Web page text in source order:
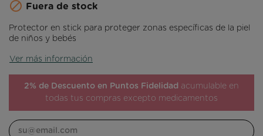
 Fuera de stock
Protector en stick para proteger zonas específicas de la piel
de niños y bebés
Ver más información
2% de Descuento en Puntos Fidelidad acumulable en
todas tus compras excepto medicamentos